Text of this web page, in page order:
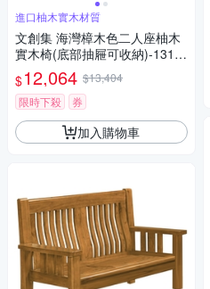
進口柚木實木材質
文創集 海灣樟木色二人座柚木
實木椅(底部抽屜可收納)-131x7
5x97cm免組
$12,064 $13,404
限時下殺
券
加入購物車